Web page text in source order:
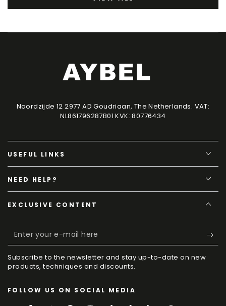
Noordzijde 12 2977 AD Goudriaan, The Netherlands. VAT:
NL861796287B01 KVK: 80776434
USEFUL LINKS
NEED HELP?
EXCLUSIVE CONTENT
Enter
your
e-
here
Subscribe to the newsletter and stay up-to-date on new
products, techniques and discounts.
FOLLOW US ON SOCIAL MEDIA